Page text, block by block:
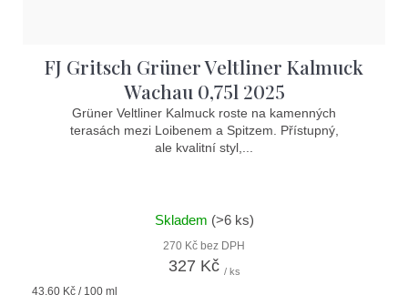
FJ Gritsch Grüner Veltliner Kalmuck
Wachau 0,75l 2025
Grüner Veltliner Kalmuck roste na kamenných
terasách mezi Loibenem a Spitzem. Přístupný,
ale kvalitní styl,...
Skladem (>6 ks)
270 Kč bez DPH
327 Kč / ks
Měrná
43,60 Kč / 100 ml